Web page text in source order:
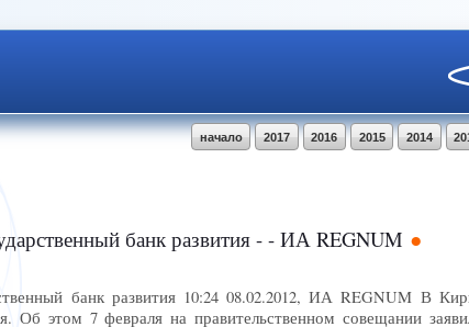
2014
2015
2016
2017
начало
банк развития - - ИА REGNUM
банк развития 10:24 08.02.2012, ИА REGNUM В
Об этом 7 февраля на правительственном совещании